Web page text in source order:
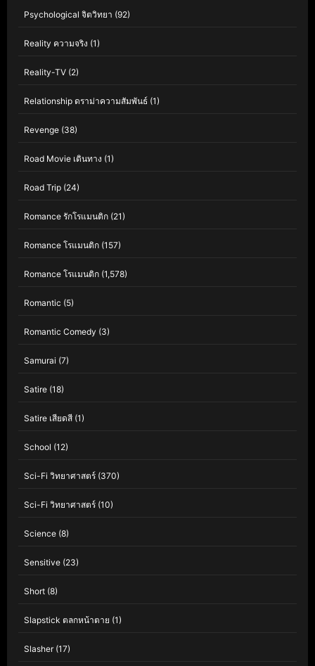
Psychological จิตวิทยา (92)
Reality ความจริง (1)
Reality-TV (2)
Relationship ดราม่าความสัมพันธ์ (1)
Revenge (38)
Road Movie เดินทาง (1)
Road Trip (24)
Romance รักโรแมนติก (21)
Romance โรแมนติก (157)
Romance โรแมนติก (1,578)
Romantic (5)
Romantic Comedy (3)
Samurai (7)
Satire (18)
Satire เสียดสี (1)
School (12)
Sci-Fi วิทยาศาสตร์ (370)
Sci-Fi วิทยาศาสตร์ (10)
Science (8)
Sensitive (23)
Short (8)
Slapstick ตลกหน้าตาย (1)
Slasher(17)